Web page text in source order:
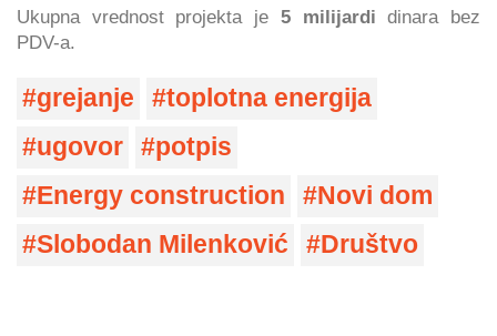
Ukupna vrednost projekta je 5 milijardidinara bez
PDV-a.
grejanje
toplotna energija
ugovor
potpis
Energy construction
Novi dom
Slobodan Milenković
Društvo